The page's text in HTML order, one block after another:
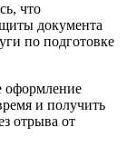
что
документа
по подготовке
оформление
и получить
отрыва от